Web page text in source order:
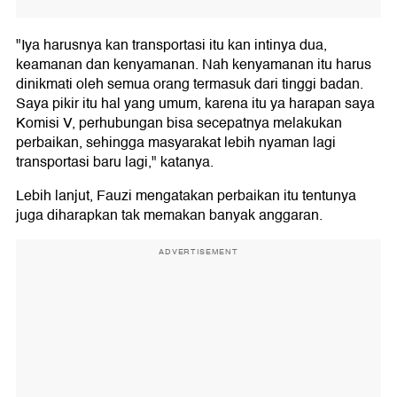
"Iya harusnya kan transportasi itu kan intinya dua,
keamanan dan kenyamanan. Nah kenyamanan itu harus
dinikmati oleh semua orang termasuk dari tinggi badan.
Saya pikir itu hal yang umum, karena itu ya harapan saya
Komisi V, perhubungan bisa secepatnya melakukan
perbaikan, sehingga masyarakat lebih nyaman lagi
transportasi baru lagi," katanya.
Lebih lanjut, Fauzi mengatakan perbaikan itu tentunya
juga diharapkan tak memakan banyak anggaran.
ADVERTISEMENT